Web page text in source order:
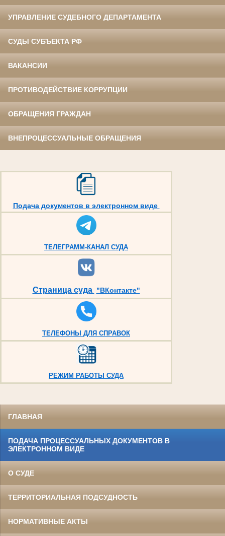
УПРАВЛЕНИЕ СУДЕБНОГО ДЕПАРТАМЕНТА
СУДЫ СУБЪЕКТА РФ
ВАКАНСИИ
ПРОТИВОДЕЙСТВИЕ КОРРУПЦИИ
ОБРАЩЕНИЯ ГРАЖДАН
ВНЕПРОЦЕССУАЛЬНЫЕ ОБРАЩЕНИЯ
Подача документов в электронном виде
ТЕЛЕГРАММ-КАНАЛ СУДА
Страница суда "ВКонтакте"
ТЕЛЕФОНЫ ДЛЯ СПРАВОК
РЕЖИМ РАБОТЫ СУДА
ГЛАВНАЯ
ПОДАЧА ПРОЦЕССУАЛЬНЫХ ДОКУМЕНТОВ В
ЭЛЕКТРОННОМ ВИДЕ
О СУДЕ
ТЕРРИТОРИАЛЬНАЯ ПОДСУДНОСТЬ
НОРМАТИВНЫЕ АКТЫ